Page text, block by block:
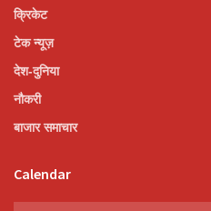
क्रिकेट
टेक न्यूज़
देश-दुनिया
नौकरी
बाजार समाचार
Calendar